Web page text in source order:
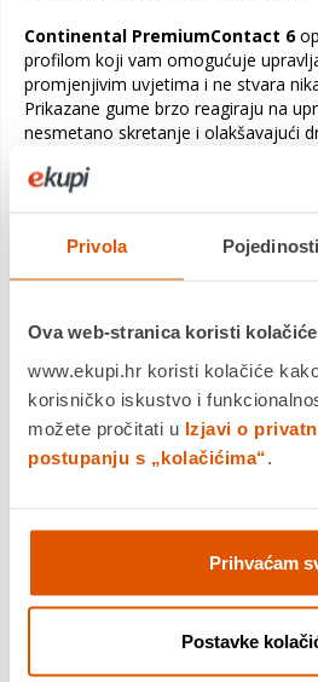
Privola Pojedinosti
Ova web-stranica koristi kolačiće
www.ekupi.hr koristi kolačiće
korisničko iskustvo i
možete pročitati u Izjavi o
postupanju s „kolačićima“
Prihvaćam
Postavke
Continental PremiumContact 6
profilom koji vam omogućuje
promjenjivim uvjetima i ne stvara
Prikazane gume brzo reagiraju na
nesmetano skretanje i olakšavajući
S Continentalom PremiumContact 6
maksimalno prianjanje čak i pri
prethodnih modela, prikazane gume